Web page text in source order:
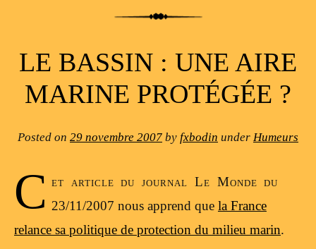
LE BASSIN : UNE AIRE
MARINE PROTÉGÉE ?
Posted on 29 novembre 2007 by fxbodin under Humeurs
C et article du journal Le Monde du
23/11/2007 nous apprend que la France
relance sa politique de protection du milieu marin.